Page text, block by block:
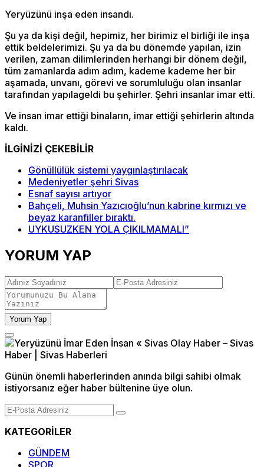
Yeryüzünü inşa eden insandı.
Şu ya da kişi değil, hepimiz, her birimiz el birliği ile inşa
ettik beldelerimizi. Şu ya da bu dönemde yapılan, izin
verilen, zaman dilimlerinden herhangi bir dönem değil,
tüm zamanlarda adım adım, kademe kademe her bir
aşamada, unvanı, görevi ve sorumluluğu olan insanlar
tarafından yapılageldi bu şehirler. Şehri insanlar imar etti.
Ve insan imar ettiği binaların, imar ettiği şehirlerin altında
kaldı.
İLGİNİZİ ÇEKEBİLİR
Gönüllülük sistemi yaygınlaştırılacak
Medeniyetler şehri Sivas
Esnaf sayısı artıyor
Bahçeli, Muhsin Yazıcıoğlu’nun kabrine kırmızı ve
beyaz karanfiller bıraktı.
UYKUSUZKEN YOLA ÇIKILMAMALI”
YORUM YAP
Yorum Yap
Günün önemli haberlerinden anında bilgi sahibi olmak
istiyorsanız eğer haber bültenine üye olun.
KATEGORİLER
GÜNDEM